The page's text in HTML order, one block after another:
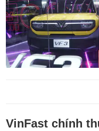
VinFast chính